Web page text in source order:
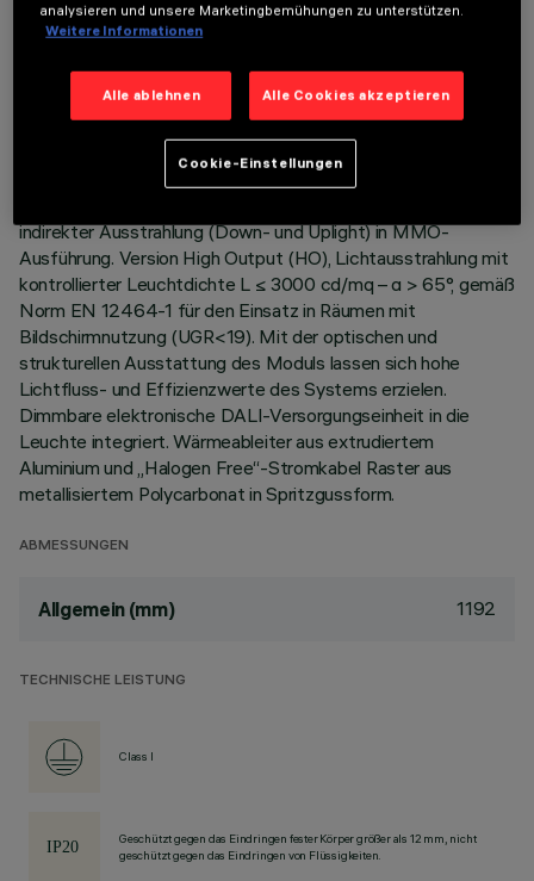
TECHNISCHE DATEN
LETZTES UPDATE: 06.08.2026
indirekter Ausstrahlung (Down- und Uplight) in MMO-
Ausführung. Version High Output (HO), Lichtausstrahlung mit
kontrollierter Leuchtdichte L ≤ 3000 cd/mq – α > 65°, gemäß
Norm EN 12464-1 für den Einsatz in Räumen mit
Bildschirmnutzung (UGR<19). Mit der optischen und
strukturellen Ausstattung des Moduls lassen sich hohe
Lichtfluss- und Effizienzwerte des Systems erzielen.
Dimmbare elektronische DALI-Versorgungseinheit in die
Leuchte integriert. Wärmeableiter aus extrudiertem
Aluminium und „Halogen Free“-Stromkabel Raster aus
metallisiertem Polycarbonat in Spritzgussform.
ABMESSUNGEN
Allgemein (mm) 1192
TECHNISCHE LEISTUNG
Class I
Geschützt gegen das Eindringen fester Körper größer als 12 mm, nicht
geschützt gegen das Eindringen von Flüssigkeiten.
analysieren und unsere Marketingbemühungen zu unterstützen.
Weitere Informationen
Alle ablehnen Alle Cookies akzeptieren
Cookie-Einstellungen